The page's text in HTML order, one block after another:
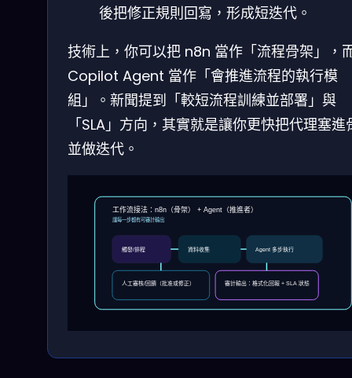
後把修正規則回寫，形成短迭代。
技術上，你可以把 n8n 當作「流程骨架」，
Copilot Agent 當作「會推進流程的執行模
組」。新聞提到「較短流程訓練並部署」與
「SLA」方向，其實就是讓你更快把代理塞進
並做迭代。
工作流接法：n8n（骨架） + Agent（推進者）
讓每一步都有可審計輸出
觸發/排程 資料收集 Agent 多步執行
人工審核/回饋（批准或修正） 審計輸出：格式化回報 + SLA 狀態